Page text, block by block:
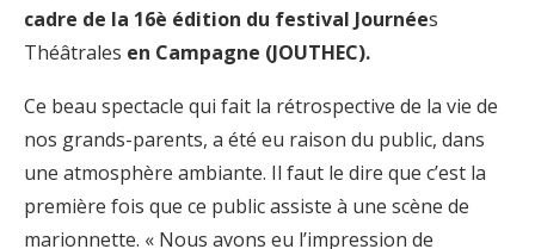
cadre de la 16è édition du festival Journées
Théâtrales en Campagne (JOUTHEC).
Ce beau spectacle qui fait la rétrospective de la vie de
nos grands-parents, a été eu raison du public, dans
une atmosphère ambiante. Il faut le dire que c’est la
première fois que ce public assiste à une scène de
marionnette. « Nous avons eu l’impression de